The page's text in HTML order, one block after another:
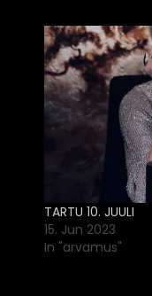
TARTU 10. JUULI
15. Jun 2023
In "arvamus"